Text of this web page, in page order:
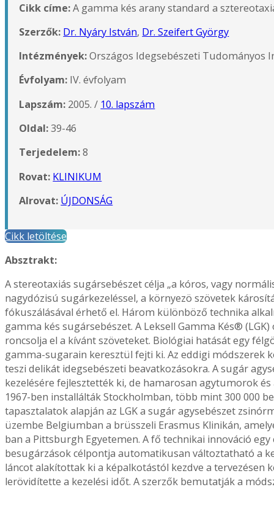
Cikk címe:A gamma kés arany standard a
Szerzők: Dr. Nyáry István, Dr. Szeifert György
Intézmények:Országos Idegsebészeti Tudományos
Évfolyam: IV. évfolyam
Lapszám: 2005. / 10. lapszám
Oldal:39-46
Terjedelem:8
Rovat: KLINIKUM
Alrovat: ÚJDONSÁG
Cikk letöltése
Absztrakt:
A stereotaxiás sugársebészet célja „a kóros, vagy
nagydózisú sugárkezeléssel, a környezö szövetek
fókuszálásával érhető el. Három különböző technika
gamma kés sugársebészet. A Leksell Gamma Kés®
roncsolja el a kívánt szöveteket. Biológiai hatását egy
gamma-sugarain keresztül fejti ki. Az eddigi módszerek
teszi delikát idegsebészeti beavatkozásokra. A sugár
kezelésére fejlesztették ki, de hamarosan agytumorok
1967-ben installálták Stockholmban, több mint 300 000
tapasztalatok alapján az LGK a sugár agysebészet
üzembe Belgiumban a brüsszeli Erasmus Klinikán,
ban a Pittsburgh Egyetemen. A fő technikai innováció
besugárzások célpontja automatikusan változtatható a
láncot alakítottak ki a képalkotástól kezdve a
lerövidítette a kezelési időt. A szerzők bemutatják a